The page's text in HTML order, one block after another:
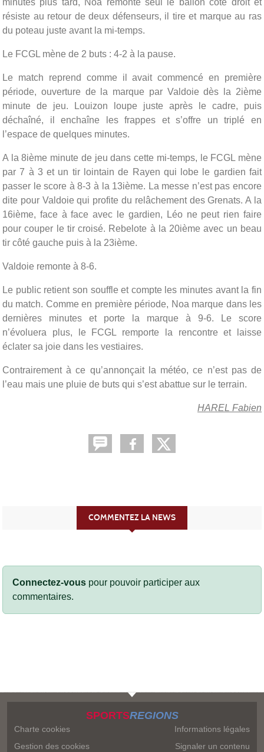
résiste au retour de deux défenseurs, il tire et marque au ras
du poteau juste avant la mi-temps.
Le FCGL mène de 2 buts : 4-2 à la pause.
Le match reprend comme il avait commencé en première
période, ouverture de la marque par Valdoie dès la 2ième
minute de jeu. Louizon loupe juste après le cadre, puis
déchaîné, il enchaîne les frappes et s’offre un triplé en
l’espace de quelques minutes.
A la 8ième minute de jeu dans cette mi-temps, le FCGL mène
par 7 à 3 et un tir lointain de Rayen qui lobe le gardien fait
passer le score à 8-3 à la 13ième. La messe n’est pas encore
dite pour Valdoie qui profite du relâchement des Grenats. A la
16ième, face à face avec le gardien, Léo ne peut rien faire
pour couper le tir croisé. Rebelote à la 20ième avec un beau
tir côté gauche puis à la 23ième.
Valdoie remonte à 8-6.
Le public retient son souffle et compte les minutes avant la fin
du match. Comme en première période, Noa marque dans les
dernières minutes et porte la marque à 9-6. Le score
n’évoluera plus, le FCGL remporte la rencontre et laisse
éclater sa joie dans les vestiaires.
Contrairement à ce qu’annonçait la météo, ce n’est pas de
l’eau mais une pluie de buts qui s’est abattue sur le terrain.
HAREL Fabien
COMMENTEZ LA NEWS
Connectez-vous pour pouvoir participer aux
commentaires.
SPORTSREGIONS
Charte cookies
Gestion des cookies
Informations légales
Signaler un contenu